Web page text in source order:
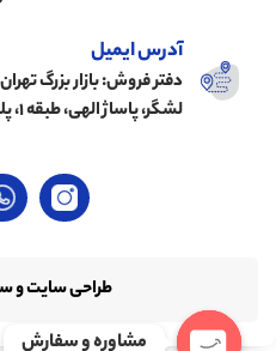
آدرس ایمیل
دفتر فروش: بازار بزرگ
لشگر، پاساژ الهی، طبقه ۱، پلاک ۳۴ و ۳۹
طراحی سایت و
مشاوره و سفارش